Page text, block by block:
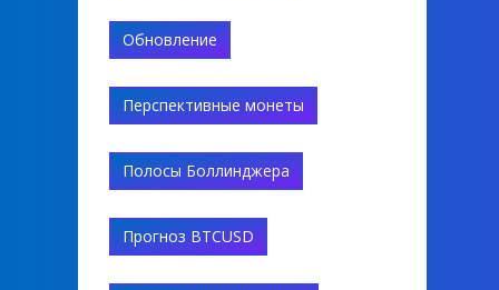
Обновление
Перспективные монеты
Полосы Боллинджера
Прогноз BTCUSD